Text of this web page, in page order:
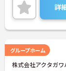
詳
グループホーム
株式会社アクタガ